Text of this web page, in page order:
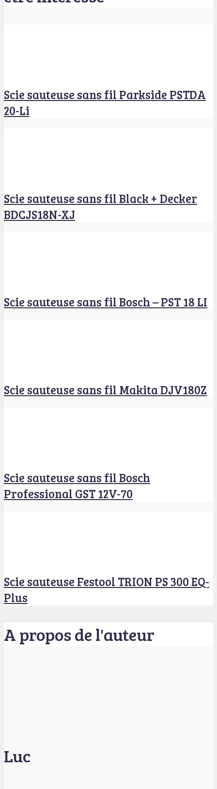
Scie sauteuse sans fil Parkside PSTDA
20-Li
Scie sauteuse sans fil Black + Decker
BDCJS18N-XJ
Scie sauteuse sans fil Bosch – PST 18 LI
Scie sauteuse sans fil Makita DJV180Z
Scie sauteuse sans fil Bosch
Professional GST 12V-70
Scie sauteuse Festool TRION PS 300 EQ-
Plus
A propos de l'auteur
Luc